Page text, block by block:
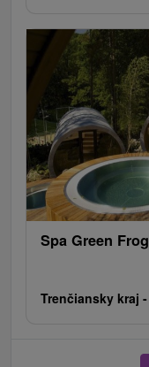
Spa Green Frog
Trenčiansky kraj -